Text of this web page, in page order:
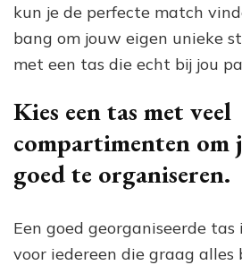
kun je de perfecte match
bang om jouw eigen unieke
met een tas die echt bij jou
Kies een tas met veel
compartimenten om
goed te organiseren.
Een goed georganiseerde
voor iedereen die graag alles